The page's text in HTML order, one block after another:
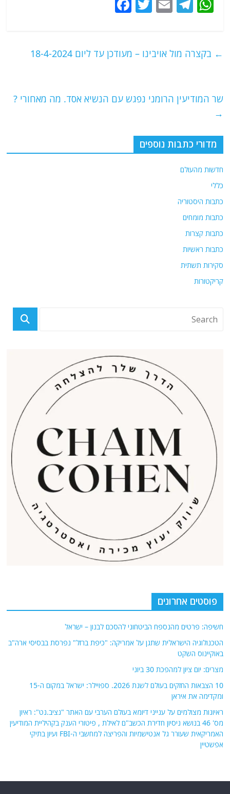
s
p
g
l
er
e
o
← בקצרה מול אויבינו – מעודכן עד ליום 18-4-2024
שר המודיעין הרומני נפגש עם הנשיא אסד. מה מאחורי ?
→
מדורי כתבות נוספים
חדשות מהעולם
כללי
כתבות היסטוריה
כתבות מומחים
כתבות קצרות
כתבות ראשיות
סקירות תשתית
קריקטורות
פוסטים אחרונים
חשיפה: פרטים מהנספח הביטחוני להסכם לבנון – ישראל
הטכנולוגיה הישראלית שתגן על אמריקה: "כיפת ברזל" נפרסת בבסיסי ארה"ב
באוקיינוס השקט
מצרים: יום ציון למהפכת 30 ביוני
10 הצבאות החזקים בעולם לשנת 2026. ספויילר: ישראל במקום ה-15
ומקדימה את איראן
ראיונות מצולמים על ענייני דיומא בעולם הערבי עם האתר "נציב.נט": ראיון
מס' 46 בנושא ניסיון חדירת הכשב"ם לאילת , פיטורי הענק בקהיליית המודיעין
האמריקאית שעורר גל אנטישמיות והפריצה למחשבי ה-FBI ועיון בתיקי
אפשטיין